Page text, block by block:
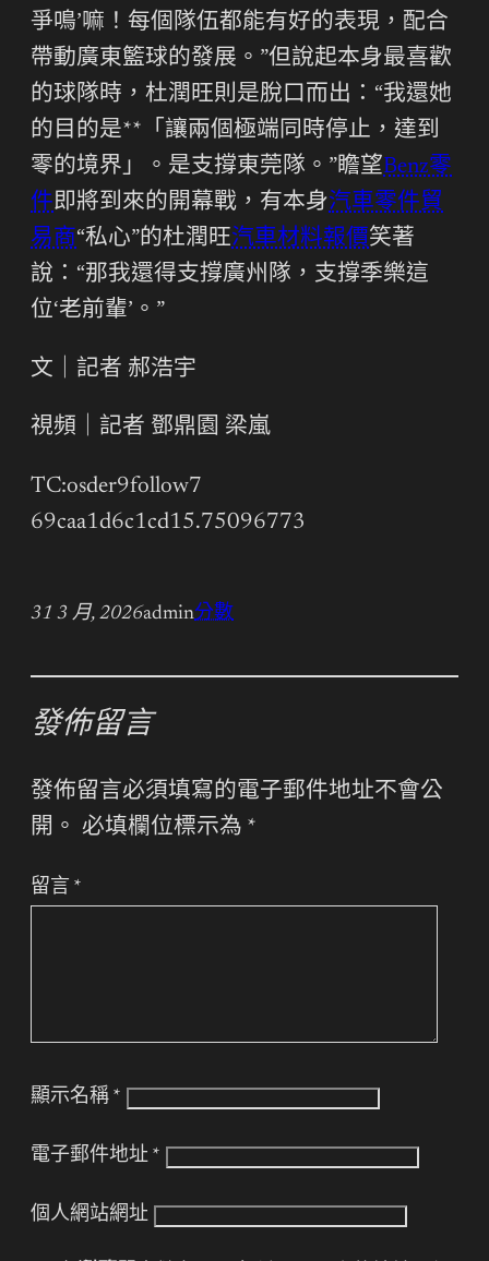
爭鳴’嘛！每個隊伍都能有好的表現，配合
帶動廣東籃球的發展。”但說起本身最喜歡
的球隊時，杜潤旺則是脫口而出：“我還她
的目的是**「讓兩個極端同時停止，達到
零的境界」。是支撐東莞隊。”瞻望Benz零
件即將到來的開幕戰，有本身汽車零件貿
易商“私心”的杜潤旺汽車材料報價笑著
說：“那我還得支撐廣州隊，支撐季樂這
位‘老前輩’。”
文｜記者 郝浩宇
視頻｜記者 鄧鼎園 梁嵐
TC:osder9follow7
69caa1d6c1cd15.75096773
31 3 月, 2026admin分數
發佈留言
發佈留言必須填寫的電子郵件地址不會公
開。 必填欄位標示為 *
留言 *
顯示名稱 *
電子郵件地址 *
個人網站網址